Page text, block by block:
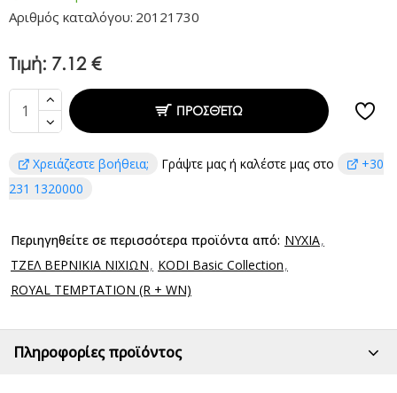
Αριθμός καταλόγου: 20121730
Τιμή: 7.12 €
ΠΡΟΣΘΈΤΩ
Χρειάζεστε βοήθεια; Γράψτε μας ή καλέστε μας στο
+30
231 1320000
Περιηγηθείτε σε περισσότερα προϊόντα από: ΝΥΧΙΑ
ΤΖΕΛ ΒΕΡΝΙΚΙΑ ΝΙΧΙΩΝ
KODI Basic Collection
ROYAL TEMPTATION (R + WN)
Πληροφορίες προϊόντος